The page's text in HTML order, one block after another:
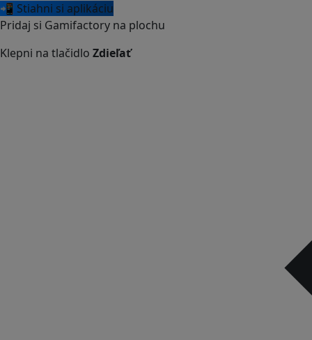
📲 Stiahni si aplikáciu
Pridaj si Gamifactory na plochu
Klepni na tlačidlo Zdieľať